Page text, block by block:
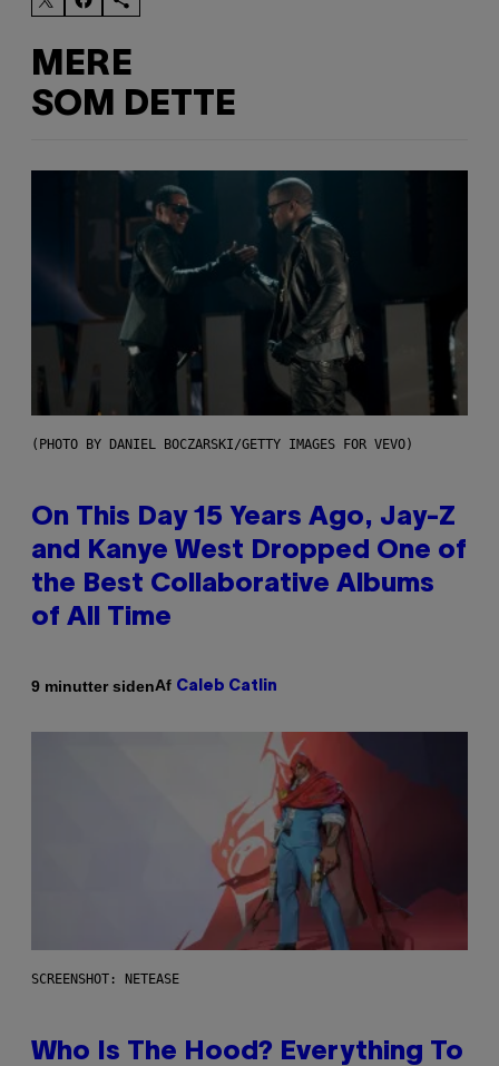
MERE
SOM DETTE
(PHOTO BY DANIEL BOCZARSKI/GETTY IMAGES FOR VEVO)
On This Day 15 Years Ago, Jay-Z
and Kanye West Dropped One of
the Best Collaborative Albums
of All Time
9 minutter sidenAf Caleb Catlin
SCREENSHOT: NETEASE
Who Is The Hood? Everything To